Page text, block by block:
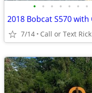
• • • • • • •
2018 Bobcat S570
7/14 Call or Text Rick